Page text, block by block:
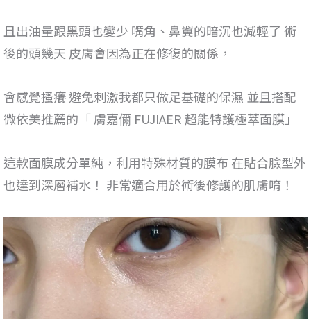
且出油量跟黑頭也變少 嘴角、鼻翼的暗沉也減輕了 術
後的頭幾天 皮膚會因為正在修復的關係，
會感覺搔癢 避免刺激我都只做足基礎的保濕 並且搭配
微依美推薦的「 膚嘉儞 FUJIAER 超能特護極萃面膜」
這款面膜成分單純，利用特殊材質的膜布 在貼合臉型外
也達到深層補水！ 非常適合用於術後修護的肌膚唷！